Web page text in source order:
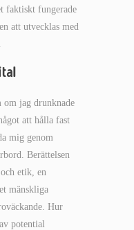
faktiskt fungerade
att utvecklas med
om jag drunknade
att hålla fast
mig genom
Berättelsen
etik, en
mänskliga
Hur
potential